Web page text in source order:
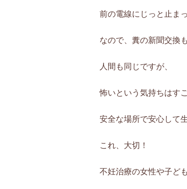
前の電線にじっと止ま
なので、糞の新聞交換
人間も同じですが、
怖いという気持ちはす
安全な場所で安心して
これ、大切！
不妊治療の女性や子ど